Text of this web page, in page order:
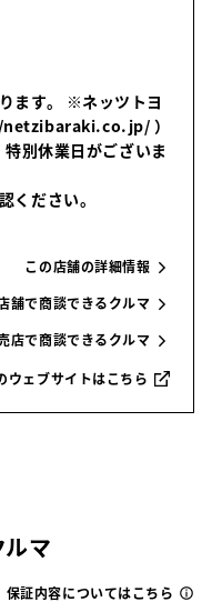
ます。 ※ネッツトヨ
netzibaraki.co.jp/ ）
別休業日がございま
ください。
この店舗の詳細情報
舗で商談できるクルマ
店で商談できるクルマ
ウェブサイトはこちら
マ
保証内容についてはこちら